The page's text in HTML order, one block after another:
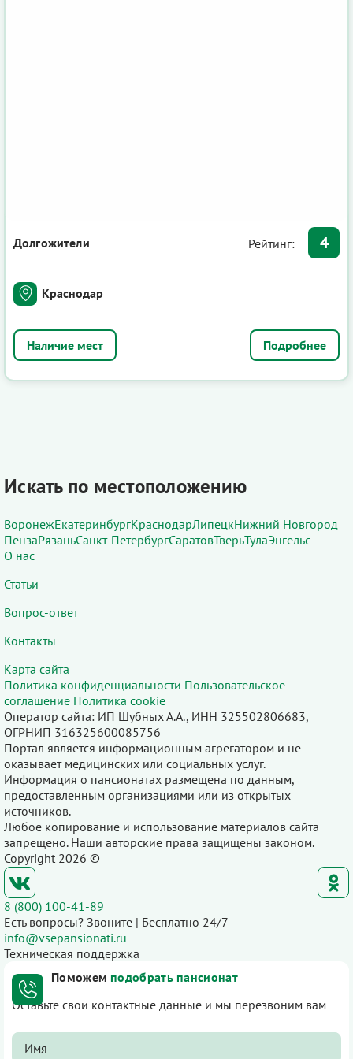
Долгожители Рейтинг: 4
Краснодар
Подробнее
Искать по местоположению
ВоронежЕкатеринбургКраснодарЛипецкНижний Новгород
ПензаРязаньСанкт-ПетербургСаратовТверьТулаЭнгельс
О нас
Статьи
Вопрос-ответ
Контакты
Карта сайта
Политика конфиденциальности Пользовательское
соглашение Политика cookie
Оператор сайта: ИП Шубных А.А., ИНН 325502806683,
ОГРНИП 316325600085756
Портал является информационным агрегатором и не
оказывает медицинских или социальных услуг.
Информация о пансионатах размещена по данным,
предоставленным организациями или из открытых
источников.
Любое копирование и использование материалов сайта
запрещено. Наши авторские права защищены законом.
Copyright 2026 ©
8 (800) 100-41-89
Есть вопросы? Звоните | Бесплатно 24/7
info@vsepansionati.ru
Техническая поддержка
Поможем подобрать пансионат
Оставьте свои контактные данные и мы перезвоним вам